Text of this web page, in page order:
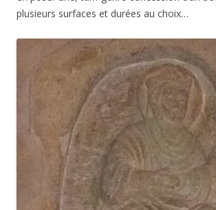
plusieurs surfaces et durées au choix…